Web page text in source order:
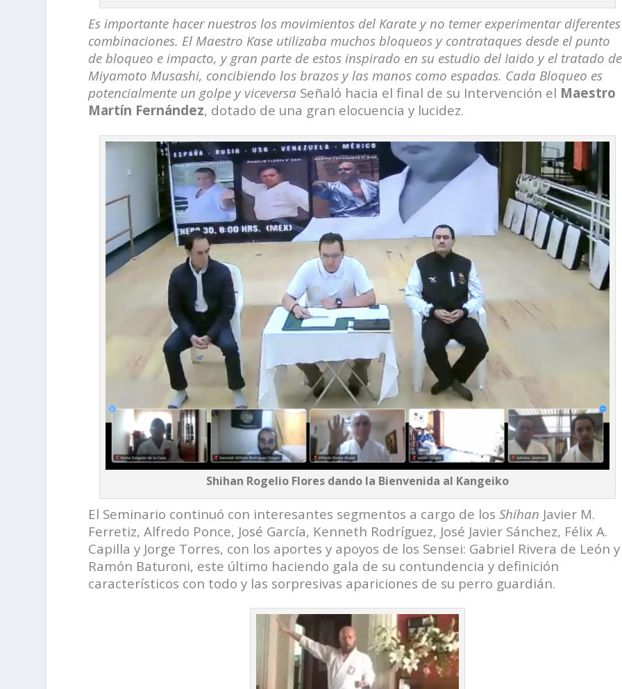
Es importante hacer nuestros los movimientos del Karate y no temer experimentar diferentes
combinaciones. El Maestro Kase utilizaba muchos bloqueos y contrataques desde el punto
de bloqueo e impacto, y gran parte de estos inspirado en su estudio del Iaido y el tratado de
Miyamoto Musashi, concibiendo los brazos y las manos como espadas. Cada Bloqueo es
potencialmente un golpe y viceversa Señaló hacia el final de su Intervención el Maestro
Martín Fernández, dotado de una gran elocuencia y lucidez.
Shihan Rogelio Flores dando la Bienvenida al Kangeiko
El Seminario continuó con interesantes segmentos a cargo de losShihan Javier M.
Ferretiz, Alfredo Ponce, José García, Kenneth Rodríguez, José Javier Sánchez, Félix A.
Capilla y Jorge Torres, con los aportes y apoyos de los Sensei: Gabriel Rivera de León y
Ramón Baturoni, este último haciendo gala de su contundencia y definición
característicos con todo y las sorpresivas apariciones de su perro guardián.